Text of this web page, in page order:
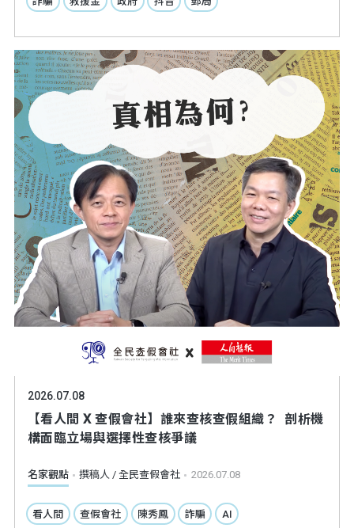
2026.07.08
【看人間 X 查假會社】誰來查核查假組織？ 剖析機
構面臨立場與選擇性查核爭議
名家觀點 撰稿人 / 全民查假會社 2026.07.08
看人間 查假會社 陳秀鳳 詐騙 AI